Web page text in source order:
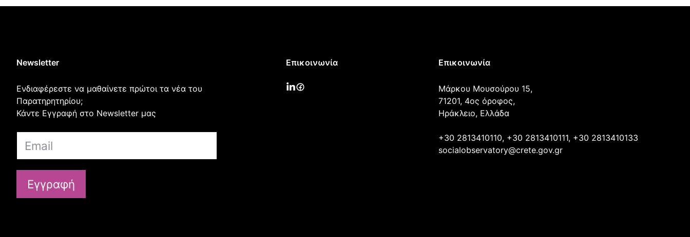
Newsletter
Ενδιαφέρεστε να μαθαίνετε πρώτοι τα νέα του
Παρατηρητηρίου;
Κάντε Εγγραφή στο Newsletter μας
Εγγραφή
Επικοινωνία Επικοινωνία
Μάρκου Μουσούρου 15,
71201, 4ος όροφος,
Ηράκλειο, Ελλάδα
+30 2813410110, +30 2813410111, +30 2813410133
socialobservatory@crete.gov.gr